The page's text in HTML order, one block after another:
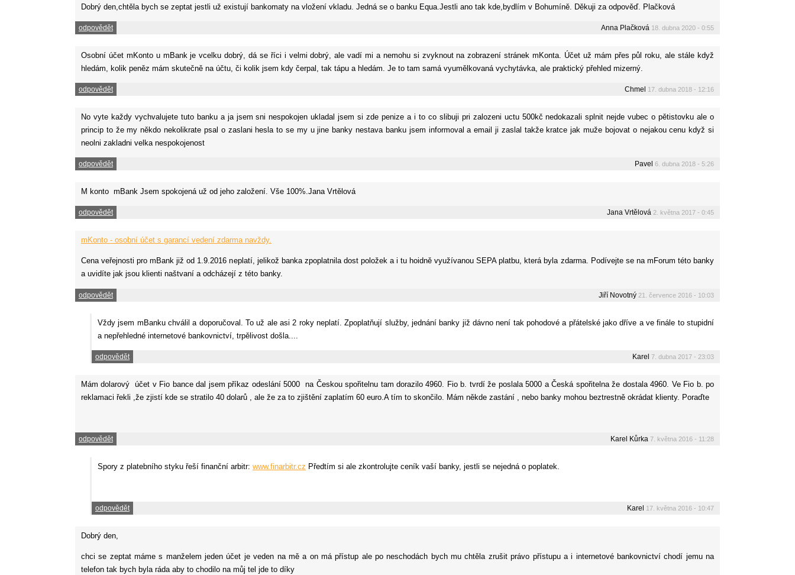
Dobrý den,chtěla bych se zeptat jestli už existují bankomaty na vložení vkladu. Jedná se o banku Equa.Jestli ano tak kde,bydlím v Bohumíně. Děkuji za odpověď. Plačková
odpovědět Anna Plačková 18. dubna 2020 - 0:55
Osobní účet mKonto u mBank je vcelku dobrý, dá se říci i velmi dobrý, ale vadí mi a nemohu si zvyknout na zobrazení stránek mKonta. Účet už mám přes půl roku, ale stále když
hledám, kolik peněz mám skutečně na účtu, či kolik jsem kdy čerpal, tak tápu a hledám. Je to tam samá vyumělkovaná vychytávka, ale praktický přehled mizerný.
odpovědět Chmel 17. dubna 2018 - 12:16
No vyte každy vychvalujete tuto banku a ja jsem sni nespokojen ukladal jsem si zde penize a i to co slibuji pri zalozeni uctu 500kč nedokazali splnit nejde vubec o pětistovku ale o
princip to že my někdo nekolikrate psal o zaslani hesla to se my u jine banky nestava banku jsem informoval a email ji zaslal takže kratce jak muže bojovat o nejakou cenu když si
neolni zakladni velka nespokojenost
odpovědět Pavel 6. dubna 2018 - 5:26
M konto mBank Jsem spokojená už od jeho založení. Vše 100%.Jana Vrtělová
odpovědět Jana Vrtělová 2. května 2017 - 0:45
mKonto - osobní účet s garancí vedení zdarma navždy.
Cena veřejnosti pro mBank již od 1.9.2016 neplatí, jelikož banka zpoplatnila dost položek a i tu hoidně využívanou SEPA platbu, která byla zdarma. Podívejte se na mForum této banky
a uvidíte jak jsou klienti naštvaní a odcházejí z této banky.
odpovědět Jiří Novotný 21. července 2016 - 10:03
Vždy jsem mBanku chválil a doporučoval. To už ale asi 2 roky neplatí. Zpoplatňují služby, jednání banky již dávno není tak pohodové a přátelské jako dříve a ve finále to stupidní
a nepřehledné internetové bankovnictví, trpělivost došla....
odpovědět Karel 7. dubna 2017 - 23:03
Mám dolarový účet v Fio bance dal jsem příkaz odeslání 5000 na Českou spořitelnu tam dorazilo 4960. Fio b. tvrdí že poslala 5000 a Česká spořitelna že dostala 4960. Ve Fio b. po
reklamaci řekli ,že zjistí kde se stratilo 40 dolarů , ale že za to zjištění zaplatím 60 euro.A tím to skončilo. Mám někde zastání , nebo banky mohou beztrestně okrádat klienty. Poraďte
odpovědět Karel Kůrka 7. května 2016 - 11:28
Spory z platebního styku řeší finanční arbitr: www.finarbitr.cz Předtím si ale zkontrolujte ceník vaší banky, jestli se nejedná o poplatek.
odpovědět Karel 17. května 2016 - 10:47
Dobrý den,
chci se zeptat máme s manželem jeden účet je veden na mě a on má přístup ale po neschodách bych mu chtěla zrušit právo přístupu a i internetové bankovnictví chodí jemu na
telefon tak bych byla ráda aby to chodilo na můj tel jde to díky